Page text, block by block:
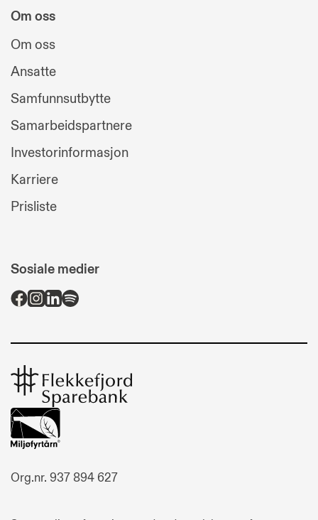
Om oss
Om oss
Ansatte
Samfunnsutbytte
Samarbeidspartnere
Investorinformasjon
Karriere
Prisliste
Sosiale medier
Flekkefjord
Sparebank
Org.nr. 937 894 627